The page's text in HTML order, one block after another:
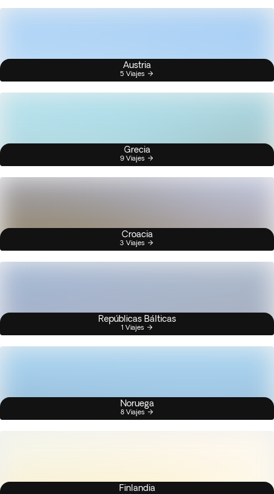
Austria
5 Viajes
Grecia
9 Viajes
Croacia
3 Viajes
Repúblicas Bálticas
1 Viajes
Noruega
8 Viajes
Finlandia